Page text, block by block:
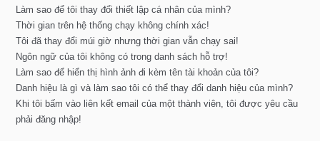
Làm sao để tôi thay đổi thiết lập cá nhân của mình?
Thời gian trên hệ thống chạy không chính xác!
Tôi đã thay đổi múi giờ nhưng thời gian vẫn chạy sai!
Ngôn ngữ của tôi không có trong danh sách hỗ trợ!
Làm sao để hiển thị hình ảnh đi kèm tên tài khoản của tôi?
Danh hiệu là gì và làm sao tôi có thể thay đổi danh hiệu của mình?
Khi tôi bấm vào liên kết email của một thành viên, tôi được yêu cầu
phải đăng nhập!